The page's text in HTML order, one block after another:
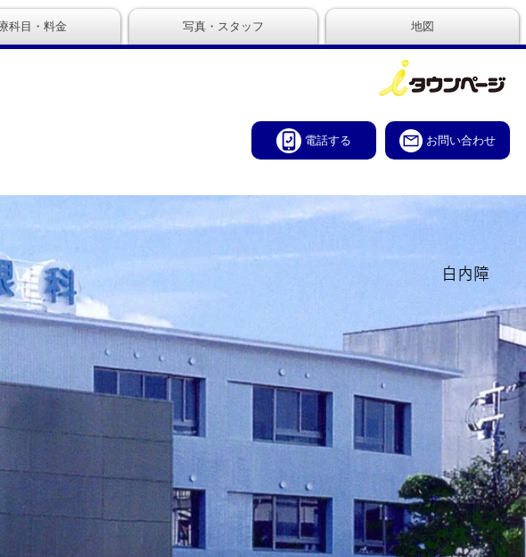
白内障
科目・料金 写真・スタッフ 地図
電話する お問い合わせ